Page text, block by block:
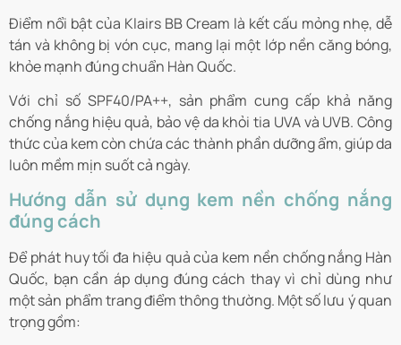
Điểm nổi bật của Klairs BB Cream là kết cấu mỏng nhẹ, dễ
tán và không bị vón cục, mang lại một lớp nền căng bóng,
khỏe mạnh đúng chuẩn Hàn Quốc.
Với chỉ số SPF40/PA++, sản phẩm cung cấp khả năng
chống nắng hiệu quả, bảo vệ da khỏi tia UVA và UVB. Công
thức của kem còn chứa các thành phần dưỡng ẩm, giúp da
luôn mềm mịn suốt cả ngày.
Hướng dẫn sử dụng kem nền chống nắng
đúng cách
Để phát huy tối đa hiệu quả của kem nền chống nắng Hàn
Quốc, bạn cần áp dụng đúng cách thay vì chỉ dùng như
một sản phẩm trang điểm thông thường. Một số lưu ý quan
trọng gồm: